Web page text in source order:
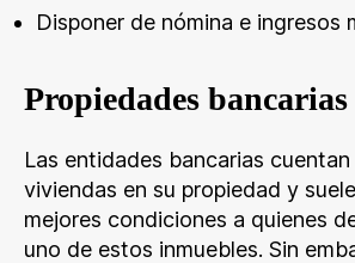
Disponer de nómina e ingresos
Propiedades bancarias
Las entidades bancarias
viviendas en su propiedad y
mejores condiciones a quienes
uno de estos inmuebles. Sin